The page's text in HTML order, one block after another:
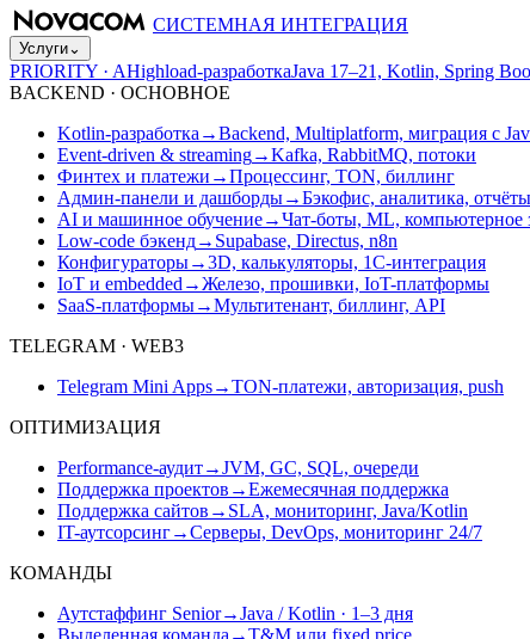
СИСТЕМНАЯ ИНТЕГРАЦИЯ
Услуги⌄
PRIORITY · AHighload-разработкаJava 17–21, Kotlin, Spring
BACKEND · ОСНОВНОЕ
Kotlin-разработка →Backend, Multiplatform, миграция с
Event-driven & streaming→Kafka, RabbitMQ, потоки
Финтех и платежи →Процессинг, TON, биллинг
Админ-панели и дашборды→Бэкофис, аналитика, отчёты
AI и машинное обучение→Чат-боты, ML, компьютерное
Low-code бэкенд→ Supabase, Directus, n8n
Конфигураторы→3D, калькуляторы, 1С-интеграция
IoT и embedded →Железо, прошивки, IoT-платформы
SaaS-платформы→Мультитенант, биллинг, API
TELEGRAM · WEB3
Telegram Mini Apps→TON-платежи, авторизация, push
ОПТИМИЗАЦИЯ
Performance-аудит→JVM, GC, SQL, очереди
Поддержка проектов →Ежемесячная поддержка
Поддержка сайтов → SLA, мониторинг, Java/Kotlin
IT-аутсорсинг→Серверы, DevOps, мониторинг 24/7
КОМАНДЫ
Аутстаффинг Senior→Java / Kotlin · 1–3 дня
Выделенная команда →T&M или fixed price